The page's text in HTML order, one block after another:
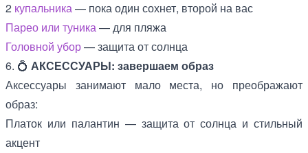
2 купальника— пока один сохнет, второй на вас
Парео или туника— для пляжа
Головной убор— защита от солнца
6. 💍 АКСЕССУАРЫ: завершаем образ
Аксессуары занимают мало места, но преображают
образ:
Платок или палантин — защита от солнца и стильный
акцент